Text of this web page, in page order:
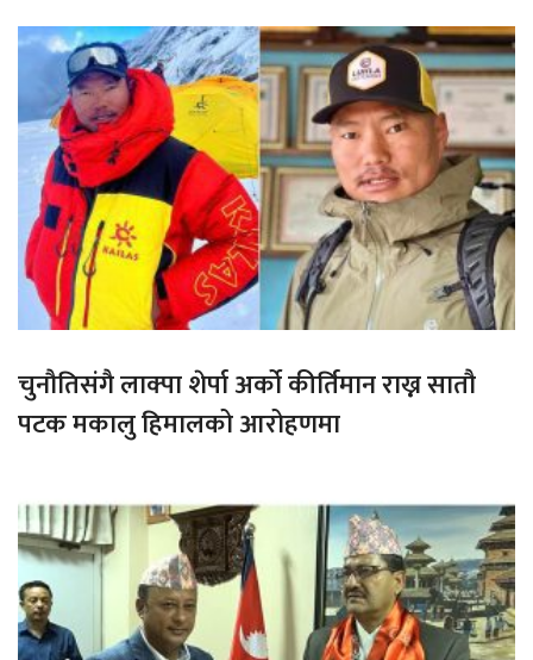
चुनौतिसंगै लाक्पा शेर्पा अर्को कीर्तिमान राख्न सातौ
पटक मकालु हिमालको आरोहणमा